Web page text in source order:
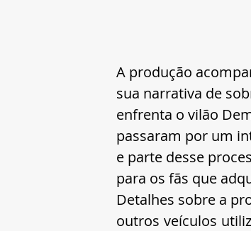
A produção
sua narrativa de
enfrenta o vilão
passaram por um
e parte desse
para os fãs que
Detalhes sobre a
outros veículos